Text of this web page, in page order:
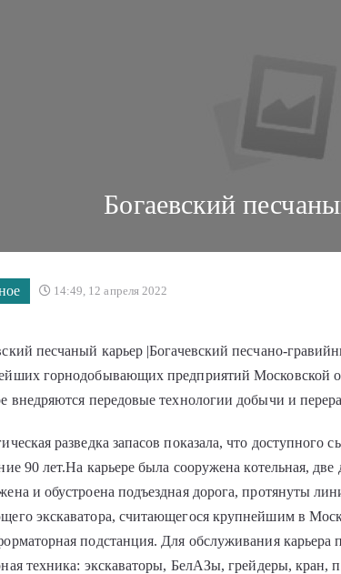
Богаевский
14:49, 12 апреля 2022
песчаный карьер |Богачевский песчано-
горнодобывающих предприятий Московской
внедряются передовые технологии добычи и
разведка запасов показала, что доступного
90 лет.На карьере была сооружена котельная,
и обустроена подъездная дорога, протянуты
экскаватора, считающегося крупнейшим в
подстанция. Для обслуживания карьера
техника: экскаваторы, БелАЗы, грейдеры, кран,